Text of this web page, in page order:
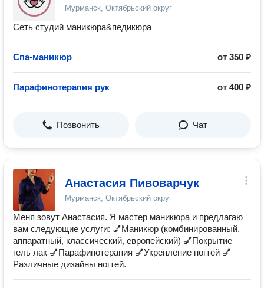
Мурманск, Октябрьский округ
Сеть студий маникюра&педикюра
Спа-маникюр от 350 ₽
Парафинотерапия рук от 400 ₽
Позвонить Чат
Анастасия Пивоварчук
Мурманск, Октябрьский округ
Меня зовут Анастасия. Я мастер маникюра и предлагаю
вам следующие услуги: 💅Маникюр (комбинированный,
аппаратный, классический, европейский) 💅Покрытие
гель лак 💅Парафинотерапия 💅Укрепление ногтей 💅
Различные дизайны ногтей.